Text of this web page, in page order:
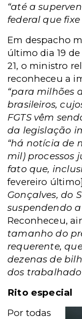
“até a
federal que
Em despacho
último dia 19
21, o ministro
reconheceu a
“para milhões
brasileiros,
FGTS vêm
da legislação
“há notícia de
mil) processos
fato que,
fevereiro
Gonçalves, do
suspendendo
Reconheceu,
tamanho do
requerente,
dezenas de
dos
Rito especial
Por todas